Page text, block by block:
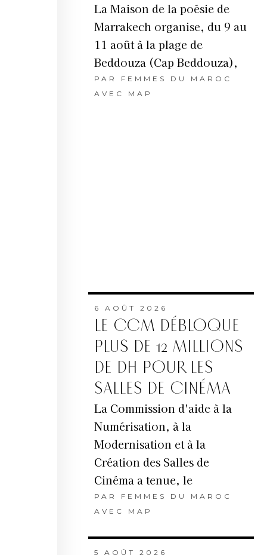
La Maison de la poésie de
Marrakech organise, du 9 au
11 août à la plage de
Beddouza (Cap Beddouza),
PAR FEMMES DU MAROC
AVEC MAP
6 AOÛT 2026
LE CCM DÉBLOQUE
PLUS DE 12 MILLIONS
DE DH POUR LES
SALLES DE CINÉMA
La Commission d'aide à la
Numérisation, à la
Modernisation et à la
Création des Salles de
Cinéma a tenue, le
PAR FEMMES DU MAROC
AVEC MAP
5 AOÛT 2026